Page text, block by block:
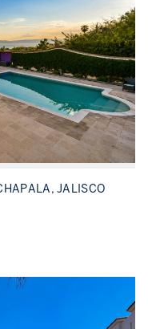
JALISCO